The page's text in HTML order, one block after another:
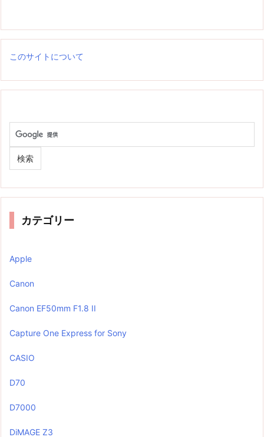
このサイトについて
カテゴリー
Apple
Canon
Canon EF50mm F1.8 II
Capture One Express for Sony
CASIO
D70
D7000
DiMAGE Z3